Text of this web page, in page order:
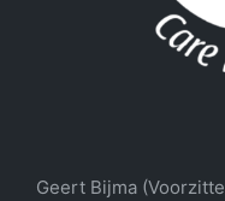
Geert Bijma